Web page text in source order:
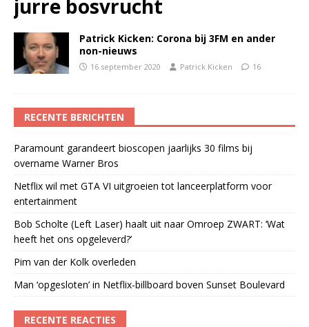
jurre bosvrucht
Patrick Kicken: Corona bij 3FM en ander
non-nieuws
16 september 2020 Patrick Kicken 16
RECENTE BERICHTEN
Paramount garandeert bioscopen jaarlijks 30 films bij
overname Warner Bros
Netflix wil met GTA VI uitgroeien tot lanceerplatform voor
entertainment
Bob Scholte (Left Laser) haalt uit naar Omroep ZWART: ‘Wat
heeft het ons opgeleverd?’
Pim van der Kolk overleden
Man ‘opgesloten’ in Netflix-billboard boven Sunset Boulevard
RECENTE REACTIES